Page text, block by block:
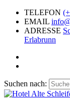
TELEFON
EMAIL info
ADRESSE
Erlabrunn
Suchen nach: